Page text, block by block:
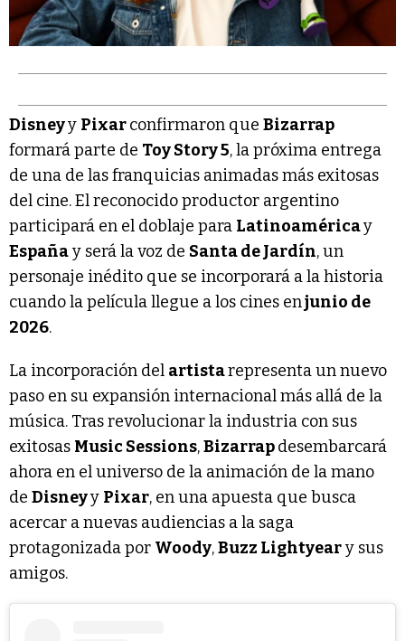
Disneyy Pixarconfirmaron que Bizarrap
formará parte de Toy Story 5, la próxima entrega
de una de las franquicias animadas más exitosas
del cine. El reconocido productor argentino
participará en el doblaje para Latinoaméricay
Españay será la voz de Santa de Jardín, un
personaje inédito que se incorporará a la historia
cuando la película llegue a los cines enjunio de
2026.
La incorporación del artistarepresenta un nuevo
paso en su expansión internacional más allá de la
música. Tras revolucionar la industria con sus
exitosas Music Sessions,Bizarrapdesembarcará
ahora en el universo de la animación de la mano
de Disneyy Pixar, en una apuesta que busca
acercar a nuevas audiencias a la saga
protagonizada por Woody,Buzz Lightyeary sus
amigos.